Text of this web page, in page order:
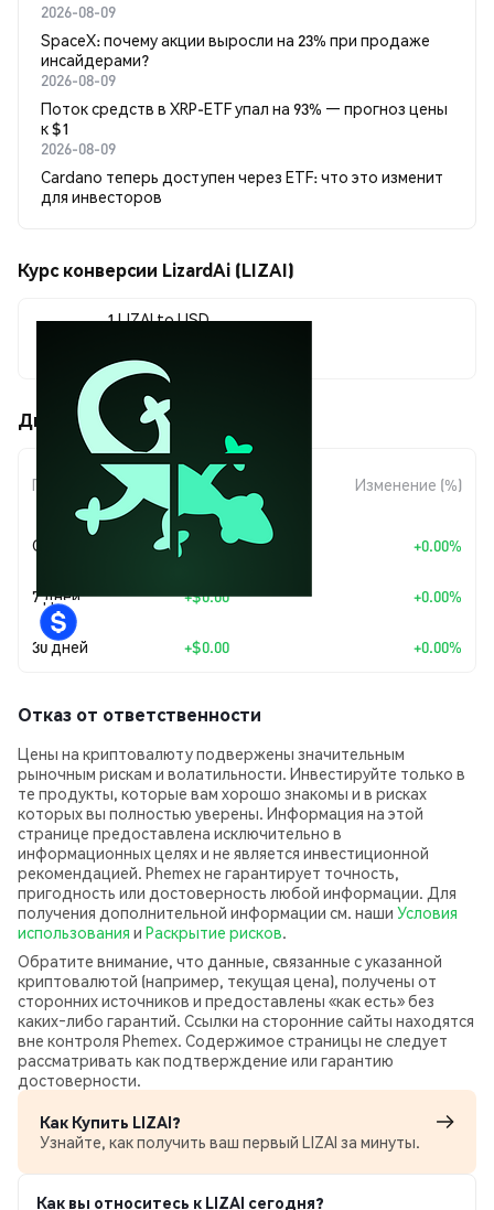
2026-08-09
SpaceX: почему акции выросли на 23% при продаже
инсайдерами?
2026-08-09
Поток средств в XRP-ETF упал на 93% — прогноз цены
к $1
2026-08-09
Cardano теперь доступен через ETF: что это изменит
для инвесторов
Курс конверсии LizardAi (LIZAI)
1 LIZAI to USD
$0.00000313
Движения цены LizardAi (LIZAI)
Период
Изменение
суммы
Изменение (%)
Сегодня + $0.00 +0.00%
7 дней +$0.00 +0.00%
30 дней +$0.00 +0.00%
Отказ от ответственности
Цены на криптовалюту подвержены значительным
рыночным рискам и волатильности. Инвестируйте только в
те продукты, которые вам хорошо знакомы и в рисках
которых вы полностью уверены. Информация на этой
странице предоставлена исключительно в
информационных целях и не является инвестиционной
рекомендацией. Phemex не гарантирует точность,
пригодность или достоверность любой информации. Для
получения дополнительной информации см. наши Условия
использования и Раскрытие рисков.
Обратите внимание, что данные, связанные с указанной
криптовалютой (например, текущая цена), получены от
сторонних источников и предоставлены «как есть» без
каких‑либо гарантий. Ссылки на сторонние сайты находятся
вне контроля Phemex. Содержимое страницы не следует
рассматривать как подтверждение или гарантию
достоверности.
Как Купить LIZAI?
Узнайте, как получить ваш первый LIZAI за минуты.
Как вы относитесь к LIZAI сегодня?